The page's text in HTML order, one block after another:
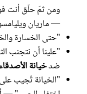
ومن ثمّ حلّق أنت
— ماريان
"حتى الخسارة
"علينا أن نتجنب
ضدخيانة
"الخيانة تُجيب